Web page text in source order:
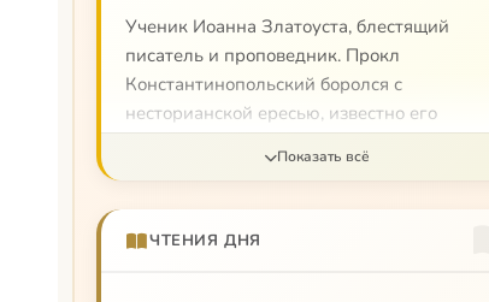
Ученик Иоанна Златоуста, блестящий
писатель и проповедник. Прокл
Константинопольский боролся с
несторианской ересью, известно его
воплотившегося Бога». Ввел в
ЧТЕНИЯ ДНЯ